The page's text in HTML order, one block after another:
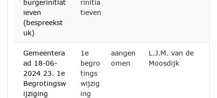
burgerinitiat
ieven
(bespreekst
uk)
rinitia
tieven
Gemeentera
ad 18-06-
2024 23. 1e
Begrotingsw
ijziging
1e
begro
tings
wijzig
ing
aangen
omen
L.J.M. van de
Moosdijk